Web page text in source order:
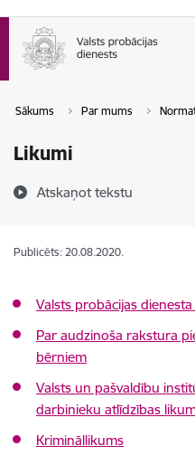
Sākums Par mums
Likumi
Atskaņot tekstu
Publicēts: 20.08.2020.
Valsts probācijas
Par audzinoša rakstura
bērniem
Valsts un pašvaldību
darbinieku atlīdzības
Krimināllikums